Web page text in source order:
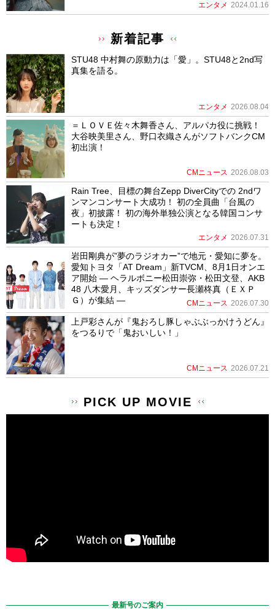
エンタメ 2024.01.16
新着記事
STU48 中村舞の原動力は「愛」。STU48と2nd写
真集を語る。
エンタメ 2026.08.04
＝ＬＯＶＥ佐々木舞香さん、アルパカ役に挑戦！
大谷映美里さん、野口衣織さんがソフトバンクCM
初出演！
CMニュース 2026.08.03
Rain Tree、目標の舞台Zepp DiverCityでの 2ndワ
ンマンコンサート大成功！ 初の全員曲「台風の
夜」初披露！ 初の海外単独公演となる韓国コンサ
ートも決定！
エンタメ 2026.07.31
岩田剛典が”夢のラジオカー”で地元・愛知に夢を。
愛知トヨタ「AT Dream」新TVCM、8月1日オンエ
ア開始 ― ヘラルボニー松田崇弥・松田文登、AKB
48 八木愛月、キッズダンサー長瀬柊真（ＥＸＰ
Ｇ）が集結 ―
CMニュース 2026.07.30
上戸彩さんが『鬼おろし豚しゃぶぶっかけうどん』
をつるりで「鬼おいしい！」
CMニュース 2026.07.21
PICK UP MOVIE
最新号のご案内